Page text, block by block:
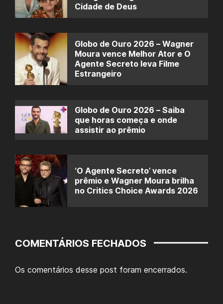
Cidade de Deus
Globo de Ouro 2026 – Wagner
Moura vence Melhor Ator e O
Agente Secreto leva Filme
Estrangeiro
Globo de Ouro 2026 – Saiba
que horas começa e onde
assistir ao prêmio
‘O Agente Secreto’ vence
prêmio e Wagner Moura brilha
no Critics Choice Awards 2026
COMENTÁRIOS FECHADOS
Os comentários desse post foram encerrados.